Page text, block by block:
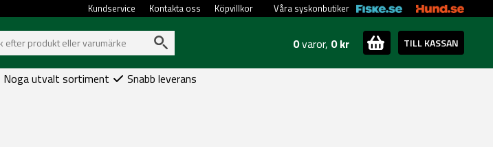
Våra syskonbutiker
Köpvillkor
Kontakta oss
Kundservice
0varor, 0 kr TILL KASSAN
Noga utvalt sortiment Snabb leverans